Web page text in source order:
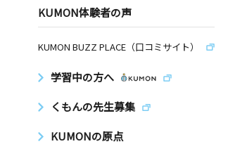
KUMON体験者の声
KUMON BUZZ PLACE（口コミサイト）
学習中の方へ
くもんの先生募集
KUMONの原点